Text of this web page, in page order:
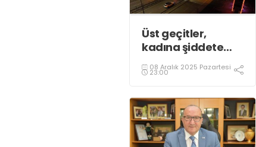
Üst geçitler,
kadına şiddete
karşı “turuncu”
renkle aydınlatıldı;
08 Aralık 2025 Pazartesi
23:00